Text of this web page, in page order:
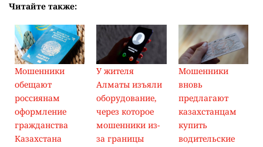
Читайте также:
Мошенники
обещают
россиянам
оформление
гражданства
Казахстана
У жителя
Алматы изъяли
оборудование,
через которое
мошенники из-
за границы
Мошенники
вновь
предлагают
казахстанцам
купить
водительские